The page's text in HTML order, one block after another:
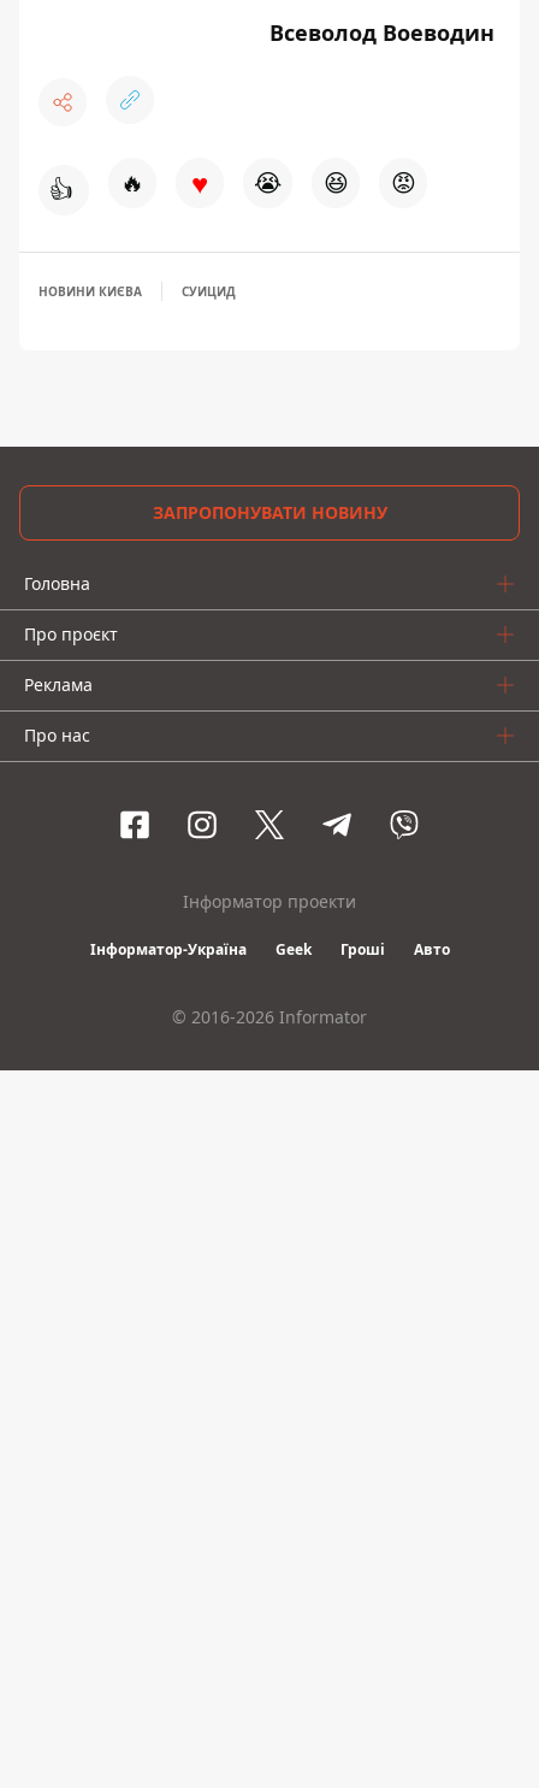
Всеволод Воеводин
👍 🔥 ♥ 😭 😆 😡
НОВИНИ КИЄВА СУИЦИД
ЗАПРОПОНУВАТИ НОВИНУ
Головна
Про проєкт
Реклама
Про нас
Інформатор проекти
Інформатор-Україна Geek Гроші Авто
© 2016-2026 Informator